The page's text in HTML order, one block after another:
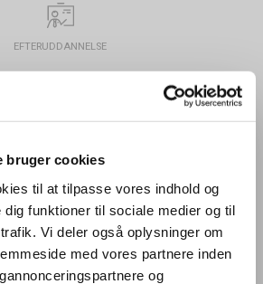
bruger cookies
til at tilpasse vores indhold og
dig funktioner til sociale medier og til
Vi deler også oplysninger om
med vores partnere inden
og
EFTERUDDANNELSE